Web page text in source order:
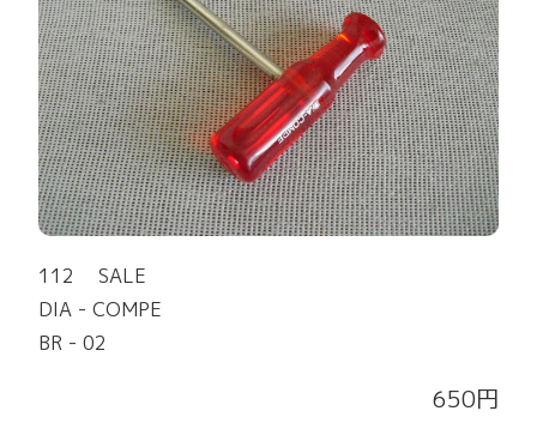
112 SALE
DIA - COMPE
BR - 02
650円